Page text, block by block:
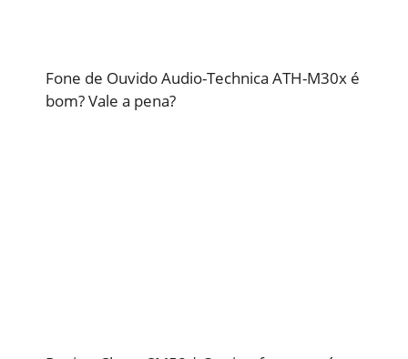
Fone de Ouvido Audio-Technica ATH-M30x é
bom? Vale a pena?